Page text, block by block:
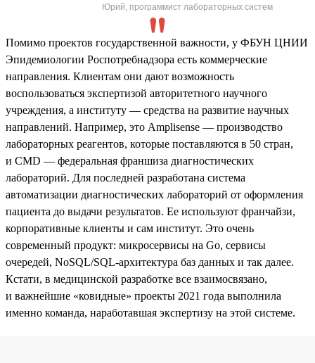
Юрий, программист лабораторных систем
Помимо проектов государственной важности, у ФБУН ЦНИИ
Эпидемиологии Роспотребнадзора есть коммерческие
направления. Клиентам они дают возможность
воспользоваться экспертизой авторитетного научного
учреждения, а институту — средства на развитие научных
направлений. Например, это Amplisense — производство
лабораторных реагентов, которые поставляются в 50 стран,
и CMD — федеральная франшиза диагностических
лабораторий. Для последней разработана система
автоматизации диагностических лабораторий от оформления
пациента до выдачи результатов. Ее используют франчайзи,
корпоративные клиенты и сам институт. Это очень
современный продукт: микросервисы на Go, сервисы
очередей, NoSQL/SQL-архитектура баз данных и так далее.
Кстати, в медицинской разработке все взаимосвязано,
и важнейшие «ковидные» проекты 2021 года выполнила
именно команда, наработавшая экспертизу на этой системе.